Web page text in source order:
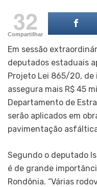
32
Compartilhar
Em sessão
deputados estaduais
Projeto Lei 865/20,
assegura mais R$ 45
Departamento de
serão aplicados em
pavimentação
Segundo o deputado
é de grande
Rondônia. “Várias